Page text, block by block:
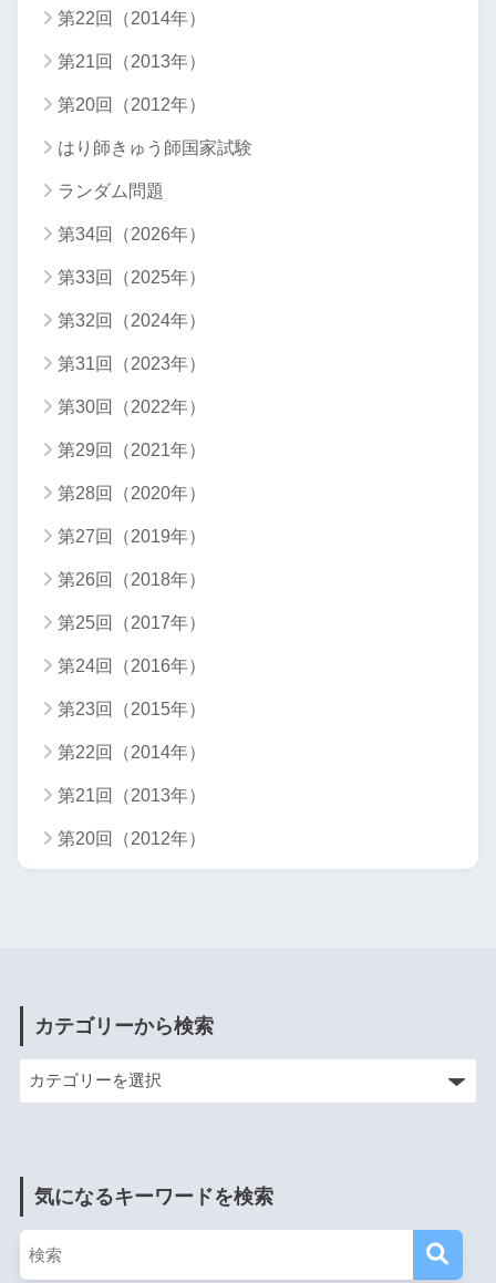
第22回（2014年）
第21回（2013年）
第20回（2012年）
はり師きゅう師国家試験
ランダム問題
第34回（2026年）
第33回（2025年）
第32回（2024年）
第31回（2023年）
第30回（2022年）
第29回（2021年）
第28回（2020年）
第27回（2019年）
第26回（2018年）
第25回（2017年）
第24回（2016年）
第23回（2015年）
第22回（2014年）
第21回（2013年）
第20回（2012年）
カテゴリーから検索
気になるキーワードを検索